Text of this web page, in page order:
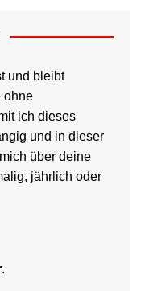
und bleibt
ohne
ich dieses
und in dieser
über deine
jährlich oder
.